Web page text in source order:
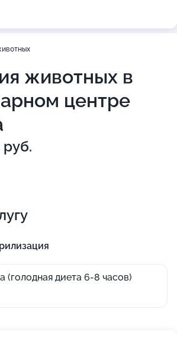
животных в
центре
(голодная диета 6-8 часов)